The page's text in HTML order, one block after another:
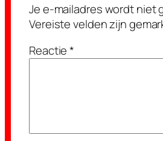
Je e-mailadres wordt niet
Vereiste velden zijn
Reactie*